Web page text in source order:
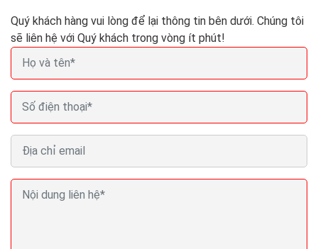
Quý khách hàng vui lòng để lại thông tin bên dưới. Chúng tôi
sẽ liên hệ với Quý khách trong vòng ít phút!